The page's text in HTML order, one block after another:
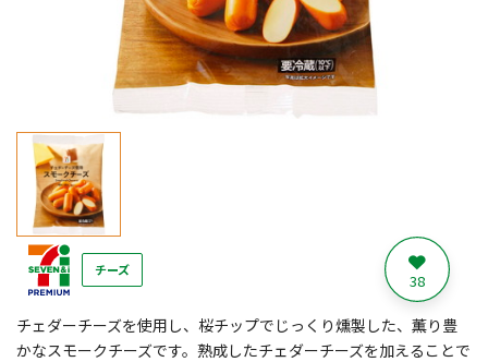
チーズ 38
チェダーチーズを使用し、桜チップでじっくり燻製した、薫り豊
かなスモークチーズです。熟成したチェダーチーズを加えることで